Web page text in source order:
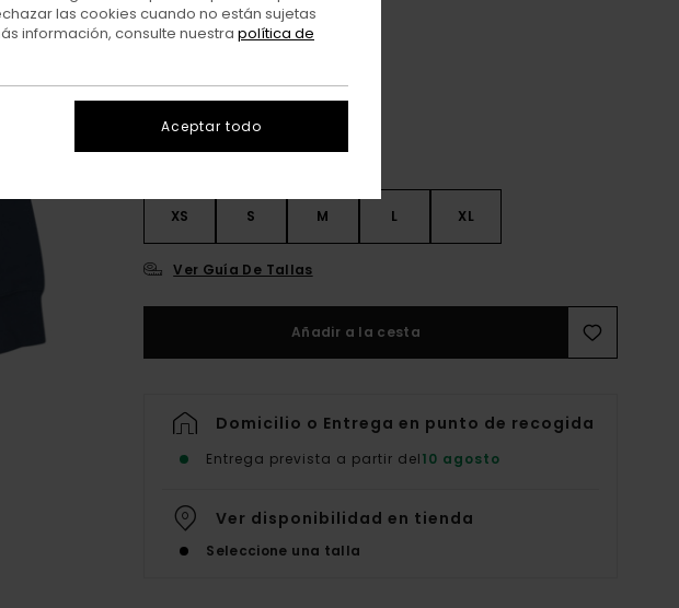
ColorBig Dipper
XS S M L XL
Ver Guía De Tallas
Añadir a la cesta
Domicilio o Entrega en punto de recogida
Entrega prevista a partir del10 agosto
Ver disponibilidad en tienda
Seleccione una talla
las cookies cuando no están sujetas
información, consulte nuestra política de
Aceptar todo